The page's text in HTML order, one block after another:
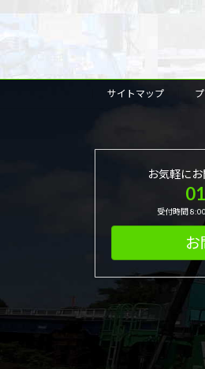
投
の
ペ
り
サイトマップ
お気軽に
受付時間
お